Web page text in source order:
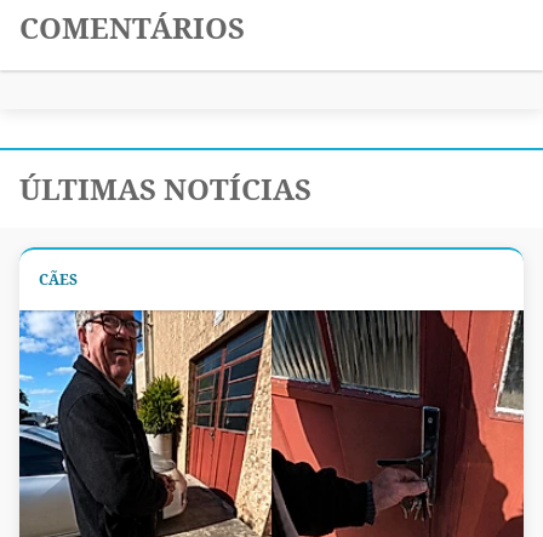
COMENTÁRIOS
ÚLTIMAS NOTÍCIAS
CÃES